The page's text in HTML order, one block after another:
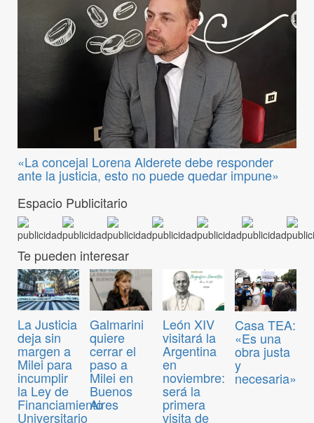
«La concejal Lorena Alderete debe responder
ante la justicia, esto no puede quedar impune»
Espacio Publicitario
Te pueden interesar
La Justicia
deja sin
margen a
Milei para
incumplir
la Ley de
Financiamiento
Universitario
Galmarini
quiere
cerrar el
paso a
Milei en
Buenos
Aires
León XIV
visitará la
Argentina
en
noviembre:
será la
primera
visita de
Casa TEA:
«Es una
obra justa
y
necesaria»